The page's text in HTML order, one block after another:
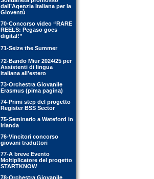
dall’Agenzia Italiana per la
Gioventù
70-Concorso video “RARE
REELS: Pegaso goes
digital!”
71-Seize the Summer
72-Bando Miur 2024/25 per
Assistenti di lingua
italiana all’estero
73-Orchestra Giovanile
Erasmus (pima pagina)
74-Primi step del progetto
Register BSS Sector
75-Seminario a Wateford in
Irlanda
76-Vincitori concorso
giovani traduttori
77-A breve Evento
Moltiplicatore del progetto
STARTKNOW
78-Orchestra Giovanile